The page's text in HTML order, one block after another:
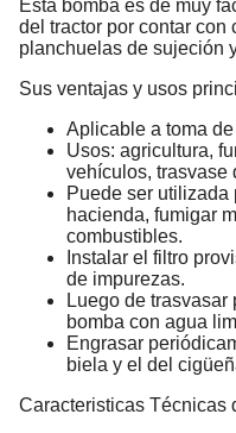
Esta bomba es de muy
del tractor por contar
planchuelas de sujeción
Sus ventajas y usos
Aplicable a toma
Usos: agricultura,
vehículos, trasvase
Puede ser utilizada
hacienda, fumigar
combustibles.
Instalar el filtro
de impurezas.
Luego de
bomba con agua
Engrasar
biela y el del
Caracteristicas Técnicas